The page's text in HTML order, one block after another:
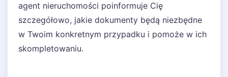
agent nieruchomości poinformuje Cię
szczegółowo, jakie dokumenty będą niezbędne
w Twoim konkretnym przypadku i pomoże w ich
skompletowaniu.